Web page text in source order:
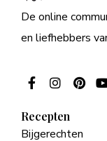
De online
en liefhebbers
Recepten
Bijgerechten